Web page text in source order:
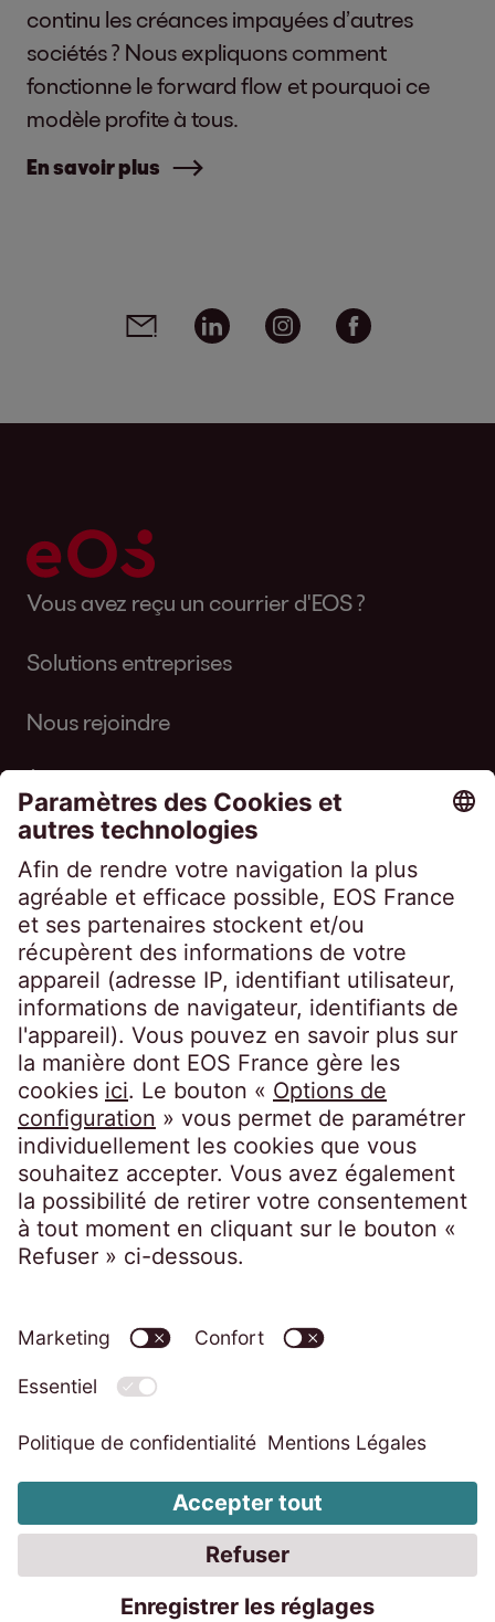
continu les créances impayées d’autres
sociétés ? Nous expliquons comment
fonctionne le forward flow et pourquoi ce
modèle profite à tous.
En savoir plus
Social media links - share article
Email Linkedin Instagram
Vous avez reçu un courrier d'EOS ?
Solutions entreprises
Nous rejoindre
Suivez-nous sur
EOS France
10, impasse de Presles
75726 Paris CEDEX 15
France
Politique de confidentialité
Mentions légales
Code de conduite
Dispositif d’alerte professionnelle
Modifier les paramètres des cookies